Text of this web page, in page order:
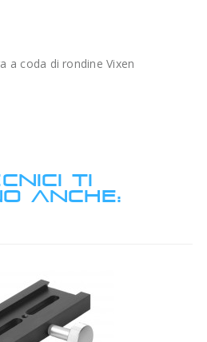
a coda di rondine Vixen
TI
ANCHE: